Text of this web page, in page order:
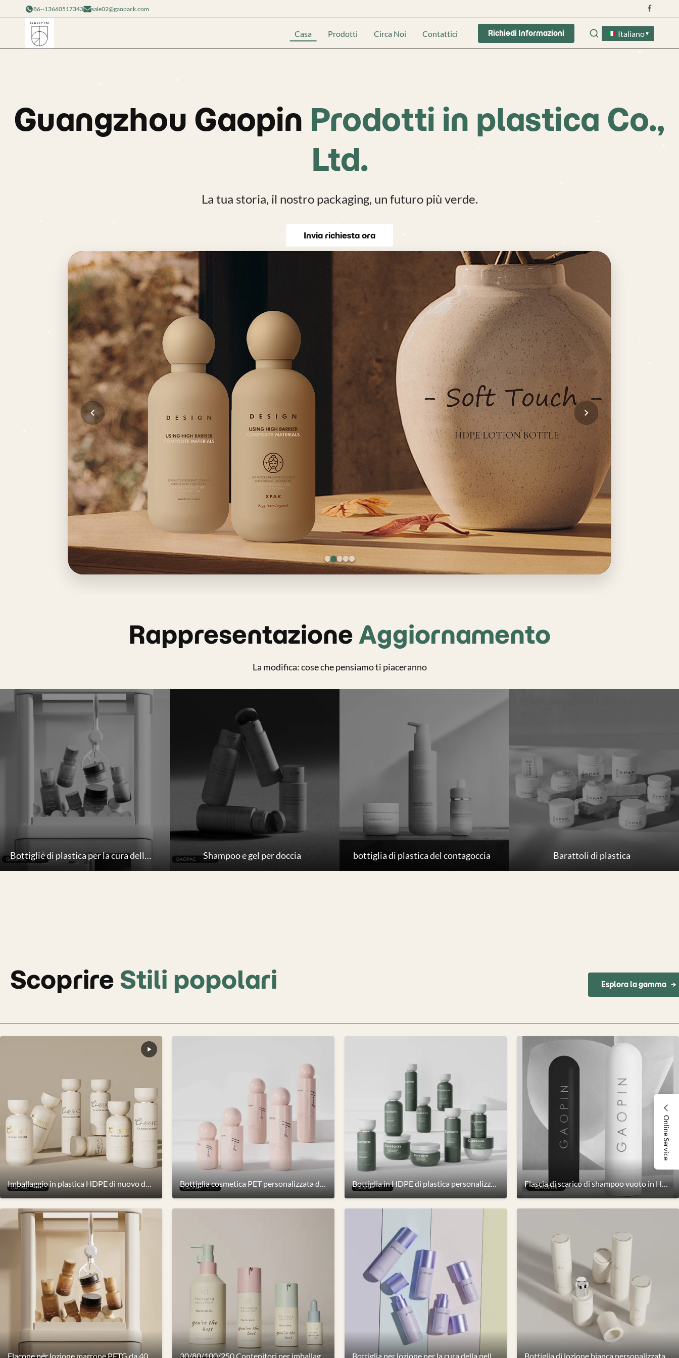
86--13660517343 sale02@gaopack.com
Casa Prodotti Circa Noi Contattici Richiedi Informazioni Italiano▼
Online Service
Guangzhou Gaopin Prodotti in plastica Co.,
Ltd.
La tua storia, il nostro packaging, un futuro più verde.
Invia richiesta ora
RappresentazioneAggiornamento
La modifica: cose che pensiamo ti piaceranno
Bottiglie di plastica per la cura della pelle Shampoo e gel per doccia bottiglia di plastica del contagoccia Barattoli di plastica
Scoprire Stili popolari Esplora la gamma →
Imballaggio in plastica HDPE di nuovo design per bottiglie di shampoo per lozioni per la cura della pelle, bottiglie di crema per il corpo, set di imballaggi per la cura dei capelli Bottiglia cosmetica PET personalizzata da 50/80/100/120/150ml con tappo a vite e colore personalizzabile per imballaggi per la cura della pelle Bottiglia in HDPE di plastica personalizzabile a colori con tappo flip per cosmetici da 100-300 ml Flascia di scarico di shampoo vuoto in HDPE con tappo a disco 250 ml Bianco Nero Superficie ghiacciata
Flacone per lozione marrone PETG da 40/60/100/130 ml Vasetti cosmetici in plastica CE da 30/50 g 30/80/100/250 Contenitori per imballaggio cosmetico in PET Bottiglia per lozione Bottiglia caduta siero Bottiglia per lozione per la cura della pelle in plastica per bottiglie cosmetiche in PET 30/60/80/100/120 con pompa Bottiglia di lozione bianca personalizzata per bottiglie di plastica cosmetica PET 30/60/80/100/120